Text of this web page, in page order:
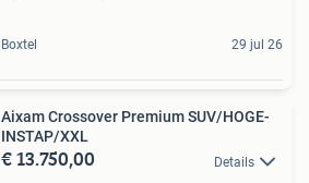
Boxtel 29 jul 26
Aixam Crossover Premium SUV/HOGE-
INSTAP/XXL
€ 13.750,00 Details